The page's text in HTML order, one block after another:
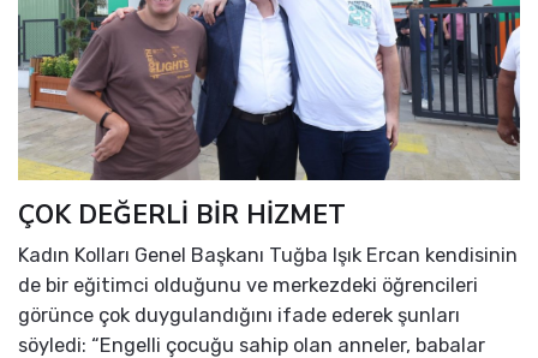
ÇOK DEĞERLİ BİR HİZMET
Kadın Kolları Genel Başkanı Tuğba Işık Ercan kendisinin
de bir eğitimci olduğunu ve merkezdeki öğrencileri
görünce çok duygulandığını ifade ederek şunları
söyledi: “Engelli çocuğu sahip olan anneler, babalar